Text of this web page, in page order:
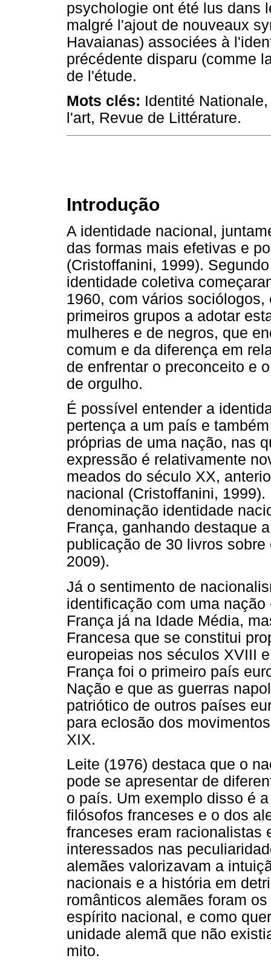
psychologie ont été lus dans
malgré l'ajout de nouveaux
Havaianas) associées à
précédente disparu (comme
de l'étude.
Mots clés: Identité
l'art, Revue de Littérature.
Introdução
A identidade nacional,
das formas mais efetivas e
(Cristoffanini, 1999).
identidade coletiva
1960, com vários
primeiros grupos a adotar
mulheres e de negros, que
comum e da diferença em
de enfrentar o preconceito e
de orgulho.
É possível entender a
pertença a um país e
próprias de uma nação, nas
expressão é relativamente
meados do século XX,
nacional (Cristoffanini,
denominação identidade
França, ganhando destaque
publicação de 30 livros
2009).
Já o sentimento de
identificação com uma
França já na Idade Média,
Francesa que se constitui
europeias nos séculos XVIII
França foi o primeiro país
Nação e que as guerras
patriótico de outros países
para eclosão dos
XIX.
Leite (1976) destaca que o
pode se apresentar de
o país. Um exemplo disso é
filósofos franceses e o dos
franceses eram racionalistas
interessados nas
alemães valorizavam a
nacionais e a história em
românticos alemães foram
espírito nacional, e como
unidade alemã que não
mito.